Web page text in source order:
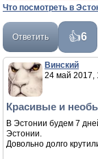
Что посмотреть в
Ответить 6
Винский
24 май 2017,
Красивые и
В Эстонии будем 7
Эстонии.
Довольно долго